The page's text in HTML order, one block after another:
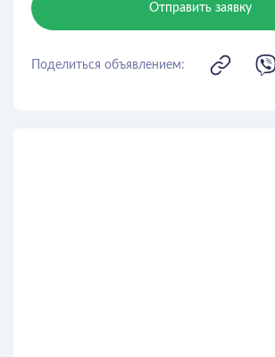
Отправить заявку
Поделиться объявлением: